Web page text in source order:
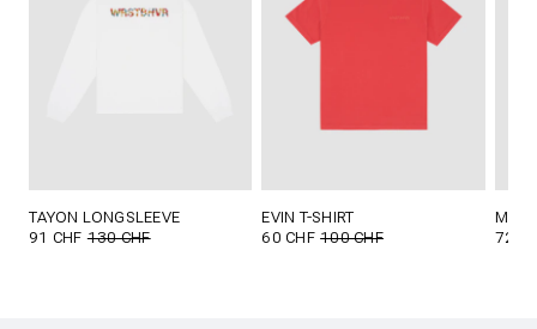
TAYON LONGSLEEVE
91 CHF130 CHF
EVIN T-SHIRT
60 CHF100 CHF
MIKO
72